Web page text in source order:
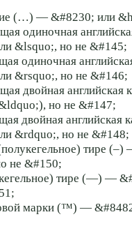
(…) — &#8230; или
одиночная
&lsquo;, но не &#145;
одиночная
&rsquo;, но не &#146;
двойная английская
но не &#147;
двойная английская
&rdquo;, но не &#148;
тире
не &#150;
тире (—) —
марки (™) —